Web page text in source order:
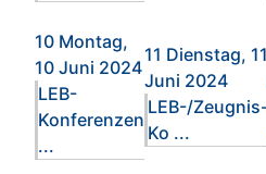
10 Montag,
10 Juni 2024
LEB-
Konferenzen
...
11 Dienstag, 11
Juni 2024
LEB-/
Ko ...